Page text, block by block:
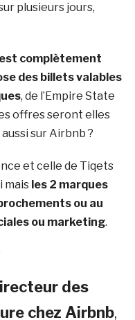
plusieurs jours,
complètement
des billets valables
, de l’Empire State
offres seront elles
sur Airbnb ?
et celle de Tiqets
mais les 2 marques
ou au
ou marketing.
des
chez Airbnb,